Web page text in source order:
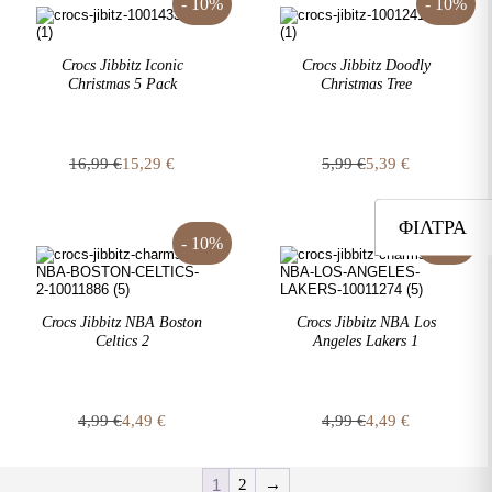
5,39 €.
5,39 €.
Crocs Jibbitz Iconic
Christmas 5 Pack
16,99€
16,99 €.
15,29 €
15,29 €.
Crocs Jibbitz Doodly
Christmas Tree
5,99€
price
5,99 €.
5,39 €
τρέχουσα
5,39 €.
- 10%
Crocs Jibbitz NBA Boston
Celtics 2
4,99€4,49 €
Crocs Jibbitz NBA Los
Angeles Lakers 1
4,99€4,49 €
1 2 →
ΦΊΛΤΡΑ